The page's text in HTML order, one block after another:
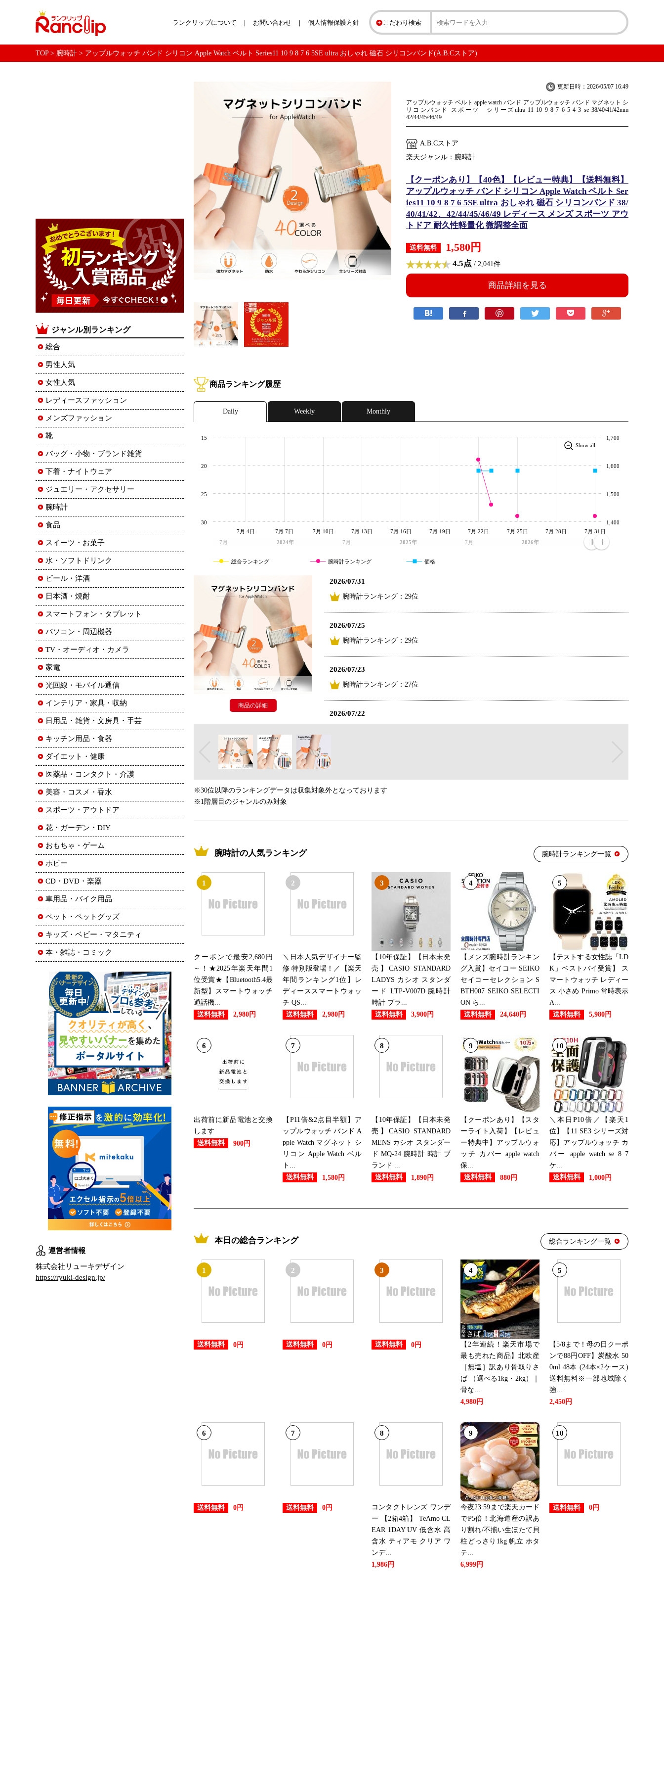
こだわり検索
ランクリップについて お問い合わせ 個人情報保護方針
TOP> 腕時計 > アップルウォッチ バンド シリコン Apple Watch ベルト Series11 10 9 8 7 6 5SE ultra おしゃれ 磁石 シリコンバンド(A.B.Cストア)
更新日時：2026/05/07 16:49
アップルウォッチ ベルト apple watch バンド アップルウォッチ バンド マグネット シ
リコンバンド スポーツ シリーズultra 11 10 9 8 7 6 5 4 3 se 38/40/41/42mm
42/44/45/46/49
A.B.Cストア
楽天ジャンル：腕時計
【クーポンあり】【40色】【レビュー特典】【送料無料】
アップルウォッチ バンド シリコン Apple Watch ベルト Ser
ies11 10 9 8 7 6 5SE ultra おしゃれ 磁石 シリコンバンド 38/
40/41/42、42/44/45/46/49 レディース メンズ スポーツ アウ
トドア 耐久性軽量化 微調整全面
送料無料 1,580円
4.5点 / 2,041件
商品詳細を見る
商品ランキング履歴
Daily Weekly Monthly
7月 2024年 7月 2025年 7月 2026年
7月 4日 7月 7日 7月 10日 7月 13日 7月 16日 7月 19日 7月 22日 7月 25日 7月 28日 7月 31日
15
20
25
30 1,400
1,500
1,600
1,700
Show all
総合ランキング 腕時計ランキング 価格
2026/07/31
腕時計ランキング：29位
2026/07/25
腕時計ランキング：29位
2026/07/23
腕時計ランキング：27位
2026/07/22
2026/06/25
腕時計ランキング：30位
2026/04/30
腕時計ランキング：25位
2026/04/26
腕時計ランキング：29位
腕時計ランキング：30位
2026/04/15
腕時計ランキング：26位
2026/04/06
腕時計ランキング：23位
腕時計ランキング：30位
腕時計ランキング：9位
2026/02/25
腕時計ランキング：22位
腕時計ランキング：27位
商品の詳細
※30位以降のランキングデータは収集対象外となっております
※1階層目のジャンルのみ対象
腕時計の人気ランキング 腕時計ランキング一覧
1
クーポンで最安2,680円
～！★2025年楽天年間1
位受賞★【Bluetooth5.4最
新型】スマートウォッチ
通話機...
送料無料
2,980円
2
＼日本人気デザイナー監
修 特別版登場！／【楽天
年間ランキング1位】レ
ディーススマートウォッ
チ QS...
送料無料
2,980円
3
【10年保証】【日本未発
売】CASIO STANDARD
LADYS カシオ スタンダ
ード LTP-V007D 腕時計
時計 ブラ...
送料無料
3,900円
4
【メンズ腕時計ランキン
グ入賞】セイコー SEIKO
セイコーセレクション S
BTH007 SEIKO SELECTI
ON ら...
送料無料
24,640円
5
【テストする女性誌「LD
K」ベストバイ受賞】 ス
マートウォッチ レディー
ス 小さめ Primo 常時表示
A...
送料無料
5,980円
6
出荷前に新品電池と交換
します
送料無料
900円
7
【P11倍&2点目半額】ア
ップルウォッチ バンド A
pple Watch マグネット シ
リコン Apple Watch ベル
ト...
送料無料
1,580円
8
【10年保証】【日本未発
売】CASIO STANDARD
MENS カシオ スタンダー
ド MQ-24 腕時計 時計 ブ
ランド ...
送料無料
1,890円
9
【クーポンあり】【スタ
ーライト入荷】【レビュ
ー特典中】アップルウォ
ッチ カバー apple watch
保...
送料無料
880円
10
＼本日P10倍／【楽天1
位】【11 SE3 シリーズ対
応】アップルウォッチ カ
バー apple watch se 8 7
ケ...
送料無料
1,000円
本日の総合ランキング 総合ランキング一覧
1
送料無料 0円
2
送料無料 0円
3
送料無料 0円
4
【2年連続！楽天市場で
最も売れた商品】北欧産
［無塩］訳あり骨取りさ
ば （選べる1kg・2kg）｜
骨な...
4,980円
5
【5/8まで！母の日クーポ
ンで88円OFF】炭酸水 50
0ml 48本 (24本×2ケース)
送料無料※一部地域除く
強...
2,450円
6
送料無料 0円
7
送料無料 0円
8
コンタクトレンズ ワンデ
ー 【2箱4箱】 TeAmo CL
EAR 1DAY UV 低含水 高
含水 ティアモ クリア ワ
ンデ...
1,986円
9
今夜23:59まで楽天カード
でP5倍！北海道産の訳あ
り割れ/不揃い生ほたて貝
柱どっさり1kg 帆立 ホタ
テ...
6,999円
10
送料無料 0円
ジャンル別ランキング
総合
男性人気
女性人気
レディースファッション
メンズファッション
靴
バッグ・小物・ブランド雑貨
下着・ナイトウェア
ジュエリー・アクセサリー
腕時計
食品
スイーツ・お菓子
水・ソフトドリンク
ビール・洋酒
日本酒・焼酎
スマートフォン・タブレット
パソコン・周辺機器
TV・オーディオ・カメラ
家電
光回線・モバイル通信
インテリア・家具・収納
日用品・雑貨・文房具・手芸
キッチン用品・食器
ダイエット・健康
医薬品・コンタクト・介護
美容・コスメ・香水
スポーツ・アウトドア
花・ガーデン・DIY
おもちゃ・ゲーム
ホビー
CD・DVD・楽器
車用品・バイク用品
ペット・ペットグッズ
キッズ・ベビー・マタニティ
本・雑誌・コミック
運営者情報
株式会社リューキデザイン
https://ryuki-design.jp/